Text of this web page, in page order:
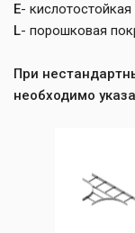
E- кислотостойкая
L- порошковая
При
необходимо